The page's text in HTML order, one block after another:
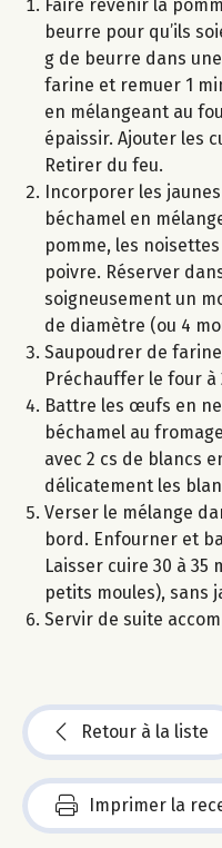
Faire revenir la
beurre pour qu’ils
g de beurre dans
farine et remuer 1
en mélangeant au
épaissir. Ajouter les
Retirer du feu.
Incorporer les
béchamel en
pomme, les
poivre. Réserver
soigneusement un
de diamètre (ou 4
Saupoudrer de
Préchauffer le four à
Battre les œufs en
béchamel au
avec 2 cs de blancs
délicatement les
Verser le mélange
bord. Enfourner et
Laisser cuire 30 à 35
petits moules), sans
Servir de suite
Retour à la liste
Imprimer la